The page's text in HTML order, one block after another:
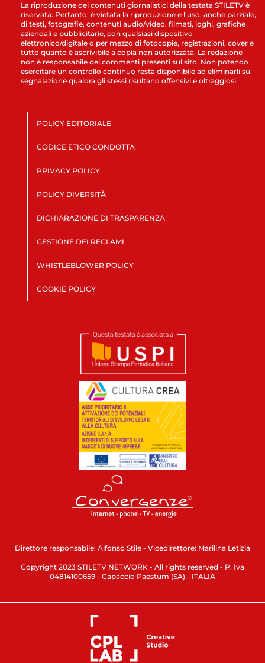
La riproduzione dei contenuti giornalistici della testata STILETV è
riservata. Pertanto, è vietata la riproduzione e l’uso, anche parziale,
di testi, fotografie, contenuti audio/video, filmati, loghi, grafiche
aziendali e pubblicitarie, con qualsiasi dispositivo
elettronico/digitale o per mezzo di fotocopie, registrazioni, cover e
tutto quanto è ascrivibile a copia non autorizzata. La redazione
non è responsabile dei commenti presenti sul sito. Non potendo
esercitare un controllo continuo resta disponibile ad eliminarli su
segnalazione qualora gli stessi risultano offensivi e oltraggiosi.
POLICY EDITORIALE
CODICE ETICO CONDOTTA
PRIVACY POLICY
POLICY DIVERSITÀ
DICHIARAZIONE DI TRASPARENZA
GESTIONE DEI RECLAMI
WHISTLEBLOWER POLICY
COOKIE POLICY
Direttore responsabile: Alfonso Stile - Vicedirettore: Marilina Letizia
Copyright 2023 STILETV NETWORK - All rights reserved - P. Iva
04814100659 - Capaccio Paestum (SA) - ITALIA